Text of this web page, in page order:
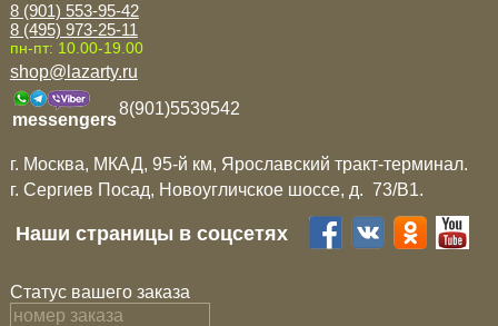
8 (901) 553-95-42
8 (495) 973-25-11
пн-пт: 10.00-19.00
shop@lazarty.ru
messengers
8(901)5539542
г. Москва, МКАД, 95-й км, Ярославский тракт-терминал.
г. Сергиев Посад, Новоугличское шоссе, д. 73/B1.
Наши страницы в соцсетях
Статус вашего заказа